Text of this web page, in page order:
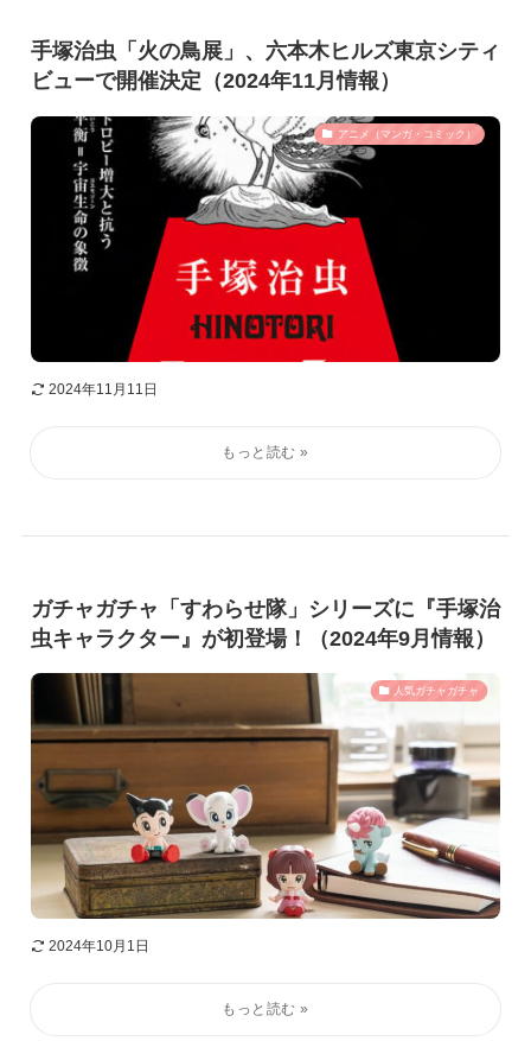
手塚治虫「火の鳥展」、六本木ヒルズ東京シティ
ビューで開催決定（2024年11月情報）
アニメ（マンガ・コミック）
2024年11月11日
ガチャガチャ「すわらせ隊」シリーズに『手塚治
虫キャラクター』が初登場！（2024年9月情報）
人気ガチャガチャ
2024年10月1日